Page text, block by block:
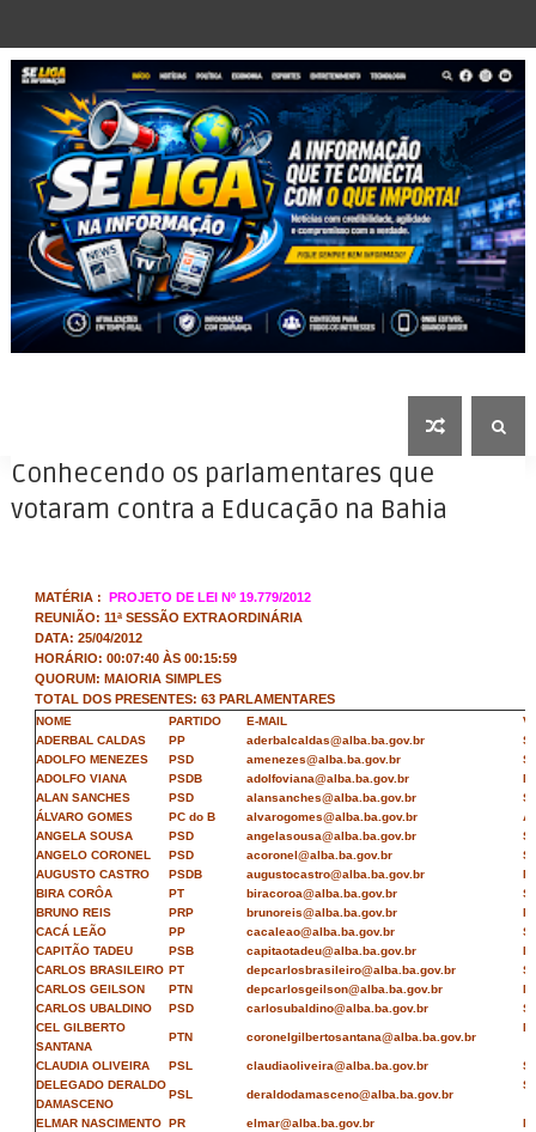
Conhecendo os parlamentares que
votaram contra a Educação na Bahia
MATÉRIA :
PROJETO DE LEI Nº 19.779/2012
REUNIÃO: 11ª SESSÃO EXTRAORDINÁRIA
DATA: 25/04/2012
HORÁRIO: 00:07:40 ÀS 00:15:59
QUORUM: MAIORIA SIMPLES
TOTAL DOS PRESENTES: 63 PARLAMENTARES
NOME PARTIDO E-MAIL
ADERBAL CALDAS
PP aderbalcaldas@alba.ba.gov.br
ADOLFO MENEZES
PSD amenezes@alba.ba.gov.br
ADOLFO VIANA
PSDB adolfoviana@alba.ba.gov.br
ALAN SANCHES
PSD alansanches@alba.ba.gov.br
ÁLVARO GOMES
PC do B alvarogomes@alba.ba.gov.br
ANGELA SOUSA
PSD angelasousa@alba.ba.gov.br
ANGELO CORONEL
PSD acoronel@alba.ba.gov.br
AUGUSTO CASTRO
PSDB augustocastro@alba.ba.gov.br
BIRA CORÔA
PT biracoroa@alba.ba.gov.br
BRUNO REIS
PRP brunoreis@alba.ba.gov.br
CACÁ LEÃO
PP cacaleao@alba.ba.gov.br
CAPITÃO TADEU
PSB capitaotadeu@alba.ba.gov.br
CARLOS BRASILEIRO PT depcarlosbrasileiro@alba.ba.gov.br
CARLOS GEILSON
PTN depcarlosgeilson@alba.ba.gov.br
CARLOS UBALDINO
PSD carlosubaldino@alba.ba.gov.br
CEL GILBERTO
SANTANA
PTN coronelgilbertosantana@alba.ba.gov.br
CLAUDIA OLIVEIRA PSL claudiaoliveira@alba.ba.gov.br
DELEGADO DERALDO
DAMASCENO
PSL deraldodamasceno@alba.ba.gov.br
ELMAR NASCIMENTO PR elmar@alba.ba.gov.br